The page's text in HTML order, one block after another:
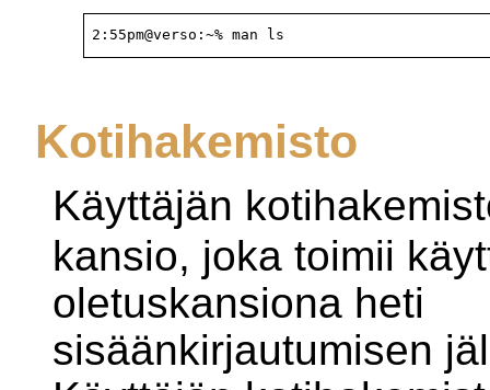
2:55pm@verso:~% man ls
Kotihakemisto
Käyttäjän
kansio, joka toimii
oletuskansiona heti
sisäänkirjautumisen